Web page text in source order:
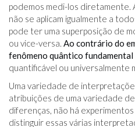
podemos medi-los diretamente.
não se aplicam igualmente a
pode ter uma superposição de
ou vice-versa. Ao contrário do
fenômeno quântico fundamental
quantificável ou universalmente
Uma variedade de
atribuições de uma variedade
diferenças, não há
distinguir essas várias